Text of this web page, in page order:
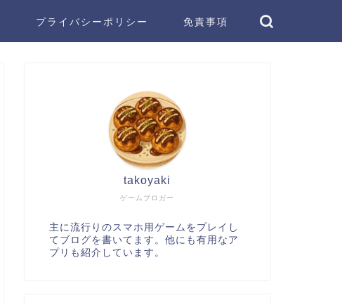
プライバシーポリシー 免責事項
ゲームブロガー
takoyaki
主に流行りのスマホ用ゲームをプレイし
てブログを書いてます。他にも有用なア
プリも紹介しています。